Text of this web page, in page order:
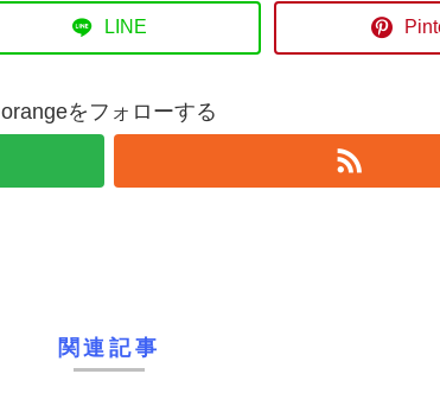
LINE
orangeをフォローする
関連記事